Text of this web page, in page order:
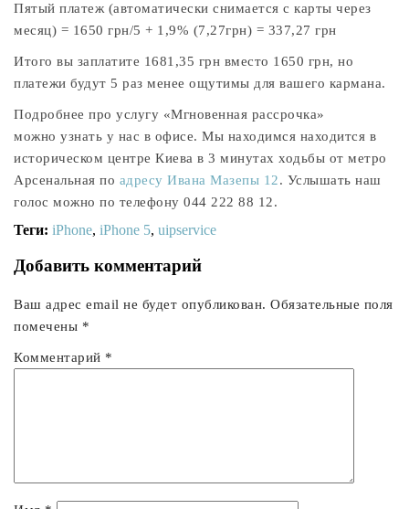
Пятый платеж (автоматически снимается с карты через
месяц) = 1650 грн/5 + 1,9% (7,27грн) = 337,27 грн
Итого вы заплатите 1681,35 грн вместо 1650 грн, но
платежи будут 5 раз менее ощутимы для вашего кармана.
Подробнее про услугу «Мгновенная рассрочка»
можно узнать у нас в офисе. Мы находимся находится в
историческом центре Киева в 3 минутах ходьбы от метро
Арсенальная по адресу Ивана Мазепы 12. Услышать наш
голос можно по телефону 044 222 88 12.
Теги: iPhone, iPhone 5, uipservice
Добавить комментарий
Ваш адрес email не будет опубликован. Обязательные поля
помечены *
Комментарий *